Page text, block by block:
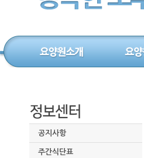
공지사항
주간식단표